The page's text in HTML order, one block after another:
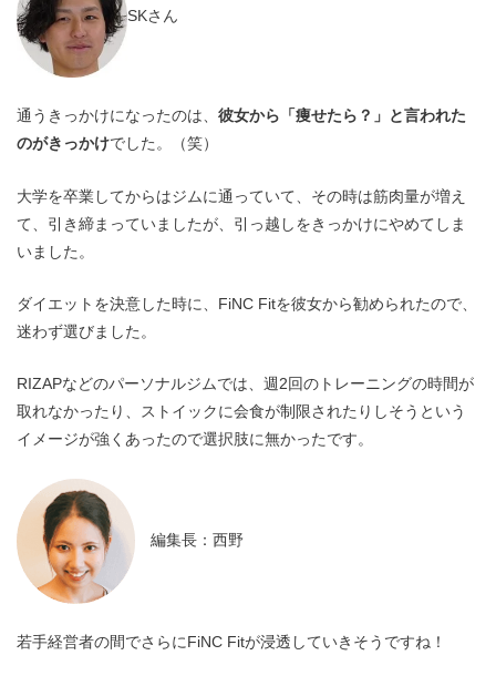
SKさん
通うきっかけになったのは、 彼女から「痩せたら？」と言われた
のがきっかけでした。（笑）
大学を卒業してからはジムに通っていて、その時は筋肉量が増え
て、引き締まっていましたが、引っ越しをきっかけにやめてしま
いました。
ダイエットを決意した時に、FiNC Fitを彼女から勧められたので、
迷わず選びました。
RIZAPなどのパーソナルジムでは、週2回のトレーニングの時間が
取れなかったり、ストイックに会食が制限されたりしそうという
イメージが強くあったので選択肢に無かったです。
編集長：西野
若手経営者の間でさらにFiNC Fitが浸透していきそうですね！